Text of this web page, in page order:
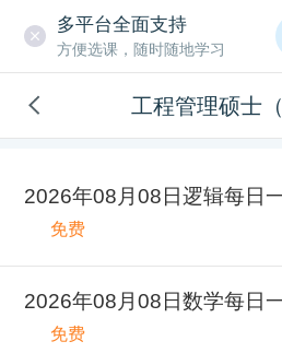
多平台全面支持
方便选课，随时随地学习
工程管理硕士
2026年08月08日逻辑每日
免费
2026年08月08日数学每日
免费